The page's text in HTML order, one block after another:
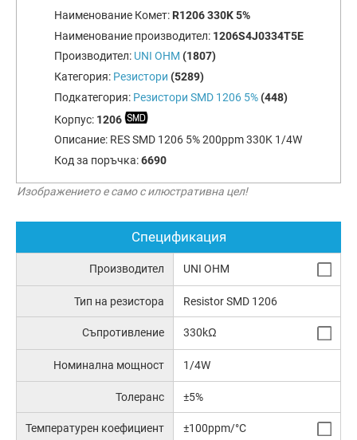
Наименование Комет: R1206 330K 5%
Наименование производител: 1206S4J0334T5E
Производител: UNI OHM (1807)
Категория: Резистори (5289)
Подкатегория: Резистори SMD 1206 5% (448)
Корпус: 1206
Описание: RES SMD 1206 5% 200ppm 330K 1/4W
Код за поръчка:6690
Изображението е само с илюстративна цел!
Спецификация
Производител UNI OHM
Тип на резистора Resistor SMD 1206
Съпротивление 330kΩ
Номинална мощност 1/4W
Толеранс ±5%
Температурен коефициент ±100ppm/°C